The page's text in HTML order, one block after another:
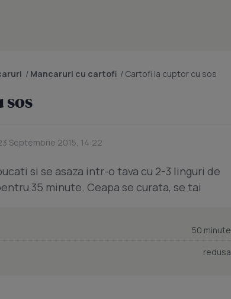
/ Mancaruri cu cartofi / Cartofi la cuptor cu sos
sos
Septembrie 2015, 14:22
si se asaza intr-o tava cu 2-3 linguri de
35 minute. Ceapa se curata, se tai
50 minute
redusa